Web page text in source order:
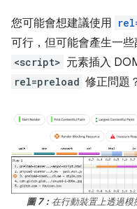
您可能會想建議使用
可行，但可能會產生一
<script> 元素插入
rel=preload 修正問題
圖 7： 在行動裝置上透過模